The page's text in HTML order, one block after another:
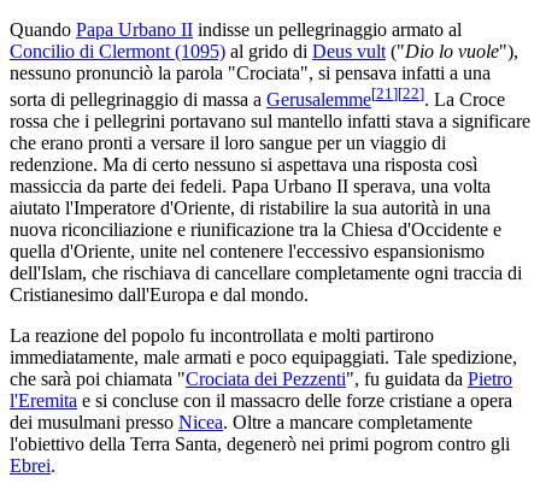
Quando Papa Urbano II indisse un pellegrinaggio armato al
Concilio di Clermont (1095) al grido di Deus vult ("Dio lo vuole"),
nessuno pronunciò la parola "Crociata", si pensava infatti a una
sorta di pellegrinaggio di massa a Gerusalemme[21 ][22]. La Croce
rossa che i pellegrini portavano sul mantello infatti stava a significare
che erano pronti a versare il loro sangue per un viaggio di
redenzione. Ma di certo nessuno si aspettava una risposta così
massiccia da parte dei fedeli. Papa Urbano II sperava, una volta
aiutato l'Imperatore d'Oriente, di ristabilire la sua autorità in una
nuova riconciliazione e riunificazione tra la Chiesa d'Occidente e
quella d'Oriente, unite nel contenere l'eccessivo espansionismo
dell'Islam, che rischiava di cancellare completamente ogni traccia di
Cristianesimo dall'Europa e dal mondo.
La reazione del popolo fu incontrollata e molti partirono
immediatamente, male armati e poco equipaggiati. Tale spedizione,
che sarà poi chiamata "Crociata dei Pezzenti", fu guidata da Pietro
l'Eremita e si concluse con il massacro delle forze cristiane a opera
dei musulmani presso Nicea. Oltre a mancare completamente
l'obiettivo della Terra Santa, degenerò nei primi pogrom contro gli
Ebrei.